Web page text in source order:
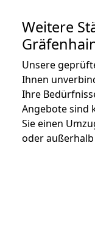
Weitere
Unsere
Ihnen
Ihre
Angebote sind
Sie einen
oder